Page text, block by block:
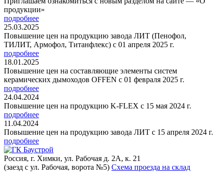
продукции»
подробнее
25.03.2025
Повышение цен на продукцию завода ЛИТ (Пенофол,
ТИЛИТ, Армофол, Титанфлекс) с 01 апреля 2025 г.
подробнее
18.01.2025
Повышение цен на составляющие элементы систем
керамических дымоходов OFFEN с 01 февраля 2025 г.
подробнее
24.04.2024
Повышение цен на продукцию K-FLEX с 15 мая 2024 г.
подробнее
11.04.2024
Повышение цен на продукцию завода ЛИТ с 15 апреля 2024 г.
подробнее
Россия, г. Химки, ул. Рабочая д. 2А, к. 21
(заезд с ул. Рабочая, ворота №5) Схема проезда на склад